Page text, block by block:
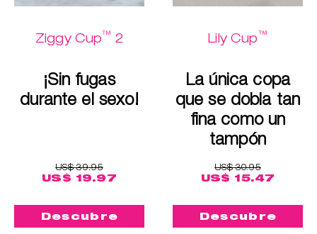
Ziggy Cup™ 2
¡Sin fugas
durante el sexo!
US$ 39.95
US$ 19.97
Descubre
Lily Cup™
La única copa
que se dobla tan
fina como un
tampón
US$ 30.95
US$ 15.47
Descubre